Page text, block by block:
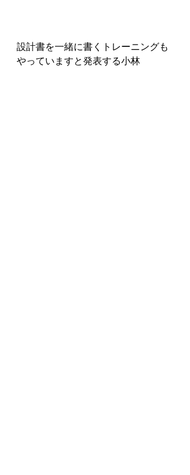
設計書を一緒に書くトレーニングも
やっていますと発表する小林